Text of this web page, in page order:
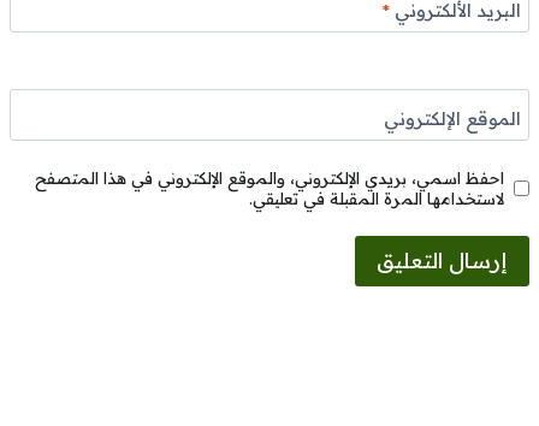
البريد الألكتروني*
الموقع الإلكتروني
احفظ اسمي، بريدي الإلكتروني، والموقع الإلكتروني في هذا المتصفح
لاستخدامها المرة المقبلة في تعليقي.